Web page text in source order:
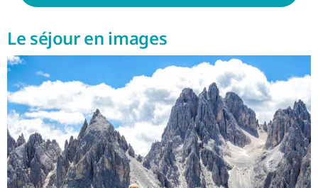
Le séjour en images